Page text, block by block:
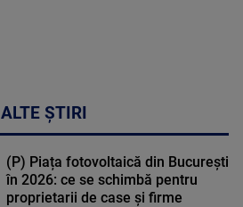
ALTE ȘTIRI
(P) Piața fotovoltaică din București
în 2026: ce se schimbă pentru
proprietarii de case și firme